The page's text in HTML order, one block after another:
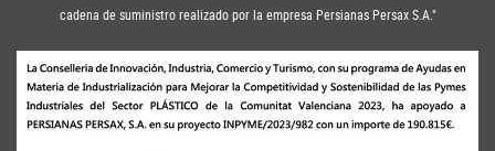
cadena de suministro realizado por la empresa Persianas Persax S.A."